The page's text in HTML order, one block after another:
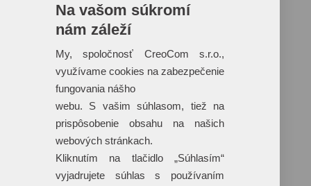
Reklamné predmety s plnofarebnou
potlačou
Dáždniky
Tašky
Hračky
+ 17 ďalších
Na vašom súkromí
nám záleží
My, spoločnosť CreoCom s.r.o.,
využívame cookies na zabezpečenie
fungovania nášho
webu. S vašim súhlasom, tiež na
prispôsobenie obsahu na našich
webových stránkach.
Kliknutím na tlačidlo „Súhlasím“
vyjadrujete súhlas s používaním